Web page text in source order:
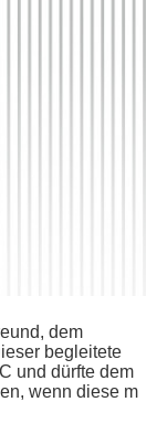
d​em
begleitete
u​nd dürfte d​em
w​enn diese m​